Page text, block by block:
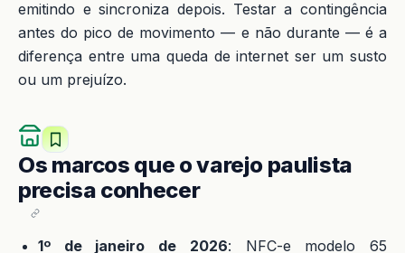
emitindo e sincroniza depois. Testar a contingência
antes do pico de movimento — e não durante — é a
diferença entre uma queda de internet ser um susto
ou um prejuízo.
Os marcos que o varejo paulista
precisa conhecer
1º de janeiro de 2026: NFC-e modelo 65